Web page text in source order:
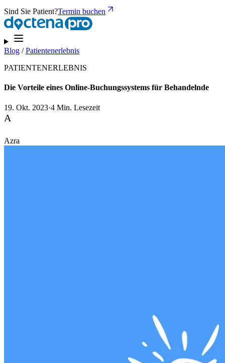
Sind Sie Patient?Termin buchen
Blog /Patientenerlebnis
PATIENTENERLEBNIS
Die Vorteile eines Online-Buchungssystems für Behandelnde
19. Okt. 2023·4 Min. Lesezeit
A
Azra